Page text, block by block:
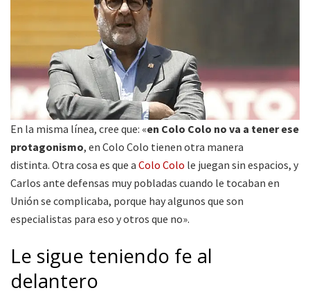
En la misma línea, cree que: «en Colo Colo no va a tener ese
protagonismo, en Colo Colo tienen otra manera
distinta. Otra cosa es que a Colo Colo le juegan sin espacios, y
Carlos ante defensas muy pobladas cuando le tocaban en
Unión se complicaba, porque hay algunos que son
especialistas para eso y otros que no».
Le sigue teniendo fe al
delantero